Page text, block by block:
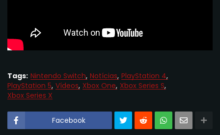
Tags: Nintendo Switch Notícias PlayStation 4
PlayStation 5 Vídeos Xbox One Xbox Series S
Xbox Series X
Facebook